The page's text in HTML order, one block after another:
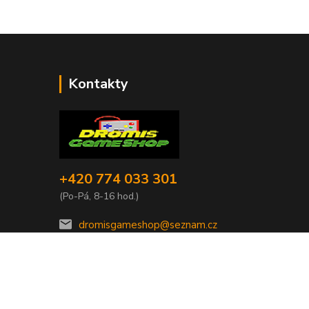
Kontakty
+420 774 033 301
(Po-Pá, 8-16 hod.)
dromisgameshop@seznam.cz